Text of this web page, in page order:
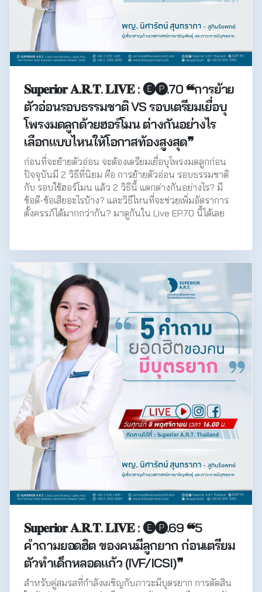
𝐒𝐮𝐩𝐞𝐫𝐢𝐨𝐫 𝐀.𝐑.𝐓. 𝐋𝐈𝐕𝐄 : 🅔🅟.70 ❝การย้าย
ตัวอ่อนรอบธรรมชาติ VS รอบเตรียมเยื่อบุ
โพรงมดลูกด้วยฮอร์โมน ต่างกันอย่างไร
เลือกแบบไหนให้โอกาสท้องสูงสุด❞
ก่อนที่จะย้ายตัวอ่อน จะต้องเตรียมเยื่อบุโพรงมดลูกก่อน
ปัจจุบันมี 2 วิธีที่นิยม คือ การย้ายตัวอ่อน รอบธรรมชาติ
กับ รอบใช้ฮอร์โมน แล้ว 2 วิธีนี้ แตกต่างกันอย่างไร? มี
ข้อดี-ข้อเสียอะไรบ้าง? และวิธีไหนที่จะช่วยเพิ่มอัตราการ
ตั้งครรภ์ได้มากกว่ากัน? มาดูกันใน Live EP.70 นี้ได้เลย
𝐒𝐮𝐩𝐞𝐫𝐢𝐨𝐫 𝐀.𝐑.𝐓. 𝐋𝐈𝐕𝐄 : 🅔🅟.69 ❝5
คำถามยอดฮิต ของคนมีลูกยาก ก่อนเตรียม
ตัวทำเด็กหลอดแก้ว (IVF/ICSI)❞
สำหรับคู่สมรสที่กำลังเผชิญกับภาวะมีบุตรยาก การตัดสิน